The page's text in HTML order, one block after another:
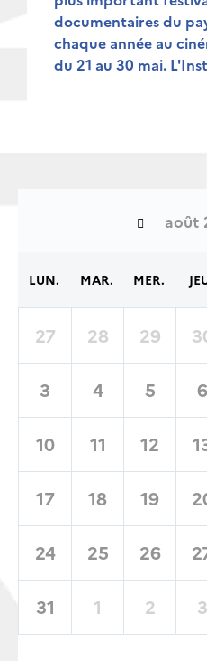
documentaires du
chaque année au
du 21 au 30 mai.
août
LUN. MAR. MER.
27 28 29
3 4 5 6
10 11 12
17 18 19
24 25 26
31 1 2 3